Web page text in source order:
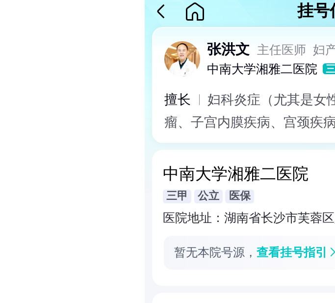
挂号
张洪文 主任医师 妇
中南大学湘雅二医院
擅长
妇科炎症（尤其是女
瘤、子宫内膜疾病、宫颈疾
的宫腹腔镜微创手术治疗 异
娩并发症的综合处理 妇科B超
中南大学湘雅二医院
三甲 公立 医保
医院地址： 湖南省长沙市芙蓉
暂无本院号源 ，查看挂号指引